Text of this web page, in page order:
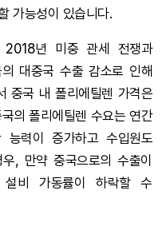
가능성이 있습니다.
년 미중 관세 전쟁과
대중국 수출 감소로 인해
중국 내 폴리에틸렌 가격은
의 폴리에틸렌 수요는 연간
력이 증가하고 수입원도
, 만약 중국으로의 수출이
비 가동률이 하락할 수